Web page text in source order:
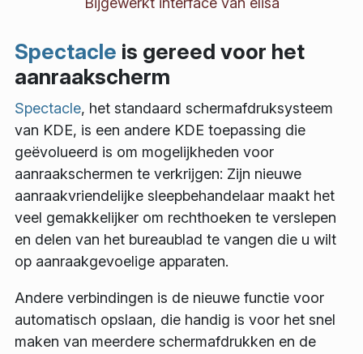
Spectacle is gereed voor het
aanraakscherm
Spectacle, het standaard schermafdruksysteem
van KDE, is een andere KDE toepassing die
geëvolueerd is om mogelijkheden voor
aanraakschermen te verkrijgen: Zijn nieuwe
aanraakvriendelijke sleepbehandelaar maakt het
veel gemakkelijker om rechthoeken te verslepen
en delen van het bureaublad te vangen die u wilt
op aanraakgevoelige apparaten.
Andere verbindingen is de nieuwe functie voor
automatisch opslaan, die handig is voor het snel
maken van meerdere schermafdrukken en de